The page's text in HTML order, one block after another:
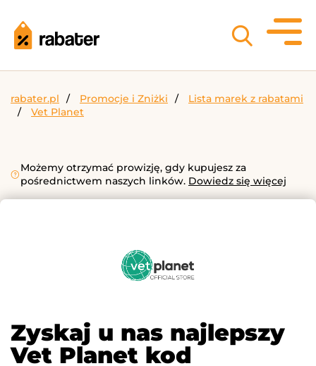
rabater.pl Promocje i Zniżki
Lista marek z rabatami
Vet Planet
Możemy otrzymać prowizję, gdy kupujesz za
pośrednictwem naszych linków. Dowiedz się więcej
Zyskaj u nas najlepszy
Vet Planet kod